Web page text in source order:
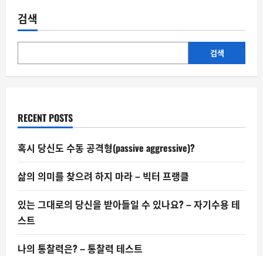
적
고
식
민
의
사
망
검색
검색
RECENT POSTS
혹시 당신도 수동 공격형(passive aggressive)?
삶의 의미를 찾으려 하지 마라 – 빅터 프랭클
있는 그대로의 당신을 받아들일 수 있나요? – 자기수용 테
스트
나의 통찰력은? – 통찰력 테스트